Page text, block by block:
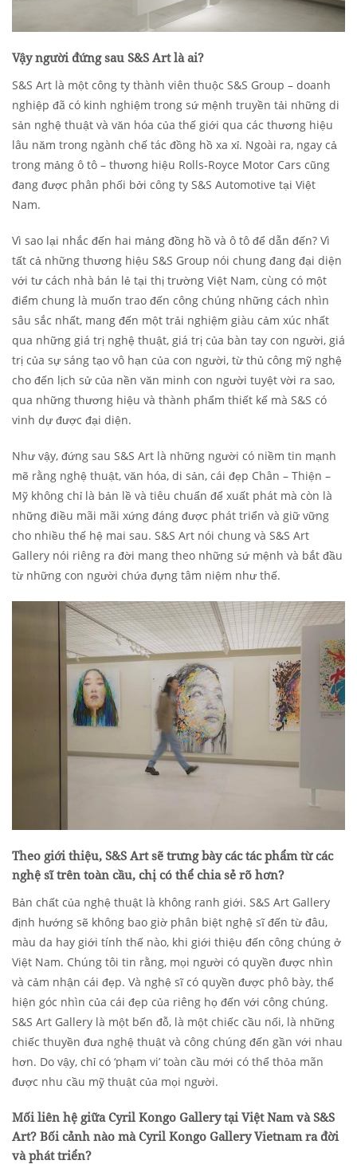
Vậy người đứng sau S&S Art là ai?
S&S Art là một công ty thành viên thuộc S&S Group – doanh
nghiệp đã có kinh nghiệm trong sứ mệnh truyền tải những di
sản nghệ thuật và văn hóa của thế giới qua các thương hiệu
lâu năm trong ngành chế tác đồng hồ xa xỉ. Ngoài ra, ngay cả
trong mảng ô tô – thương hiệu Rolls-Royce Motor Cars cũng
đang được phân phối bởi công ty S&S Automotive tại Việt
Nam.
Vì sao lại nhắc đến hai mảng đồng hồ và ô tô để dẫn đến? Vì
tất cả những thương hiệu S&S Group nói chung đang đại diện
với tư cách nhà bán lẻ tại thị trường Việt Nam, cùng có một
điểm chung là muốn trao đến công chúng những cách nhìn
sâu sắc nhất, mang đến một trải nghiệm giàu cảm xúc nhất
qua những giá trị nghệ thuật, giá trị của bàn tay con người, giá
trị của sự sáng tạo vô hạn của con người, từ thủ công mỹ nghệ
cho đến lịch sử của nền văn minh con người tuyệt vời ra sao,
qua những thương hiệu và thành phẩm thiết kế mà S&S có
vinh dự được đại diện.
Như vậy, đứng sau S&S Art là những người có niềm tin mạnh
mẽ rằng nghệ thuật, văn hóa, di sản, cái đẹp Chân – Thiện –
Mỹ không chỉ là bản lề và tiêu chuẩn để xuất phát mà còn là
những điều mãi mãi xứng đáng được phát triển và giữ vững
cho nhiều thế hệ mai sau. S&S Art nói chung và S&S Art
Gallery nói riêng ra đời mang theo những sứ mệnh và bắt đầu
từ những con người chứa đựng tâm niệm như thế.
Theo giới thiệu, S&S Art sẽ trưng bày các tác phẩm từ các
nghệ sĩ trên toàn cầu, chị có thể chia sẻ rõ hơn?
Bản chất của nghệ thuật là không ranh giới. S&S Art Gallery
định hướng sẽ không bao giờ phân biệt nghệ sĩ đến từ đâu,
màu da hay giới tính thế nào, khi giới thiệu đến công chúng ở
Việt Nam. Chúng tôi tin rằng, mọi người có quyền được nhìn
và cảm nhận cái đẹp. Và nghệ sĩ có quyền được phô bày, thể
hiện góc nhìn của cái đẹp của riêng họ đến với công chúng.
S&S Art Gallery là một bến đỗ, là một chiếc cầu nối, là những
chiếc thuyền đưa nghệ thuật và công chúng đến gần với nhau
hơn. Do vậy, chỉ có ‘phạm vi’ toàn cầu mới có thể thỏa mãn
được nhu cầu mỹ thuật của mọi người.
Mối liên hệ giữa Cyril Kongo Gallery tại Việt Nam và S&S
Art? Bối cảnh nào mà Cyril Kongo Gallery Vietnam ra đời
và phát triển?